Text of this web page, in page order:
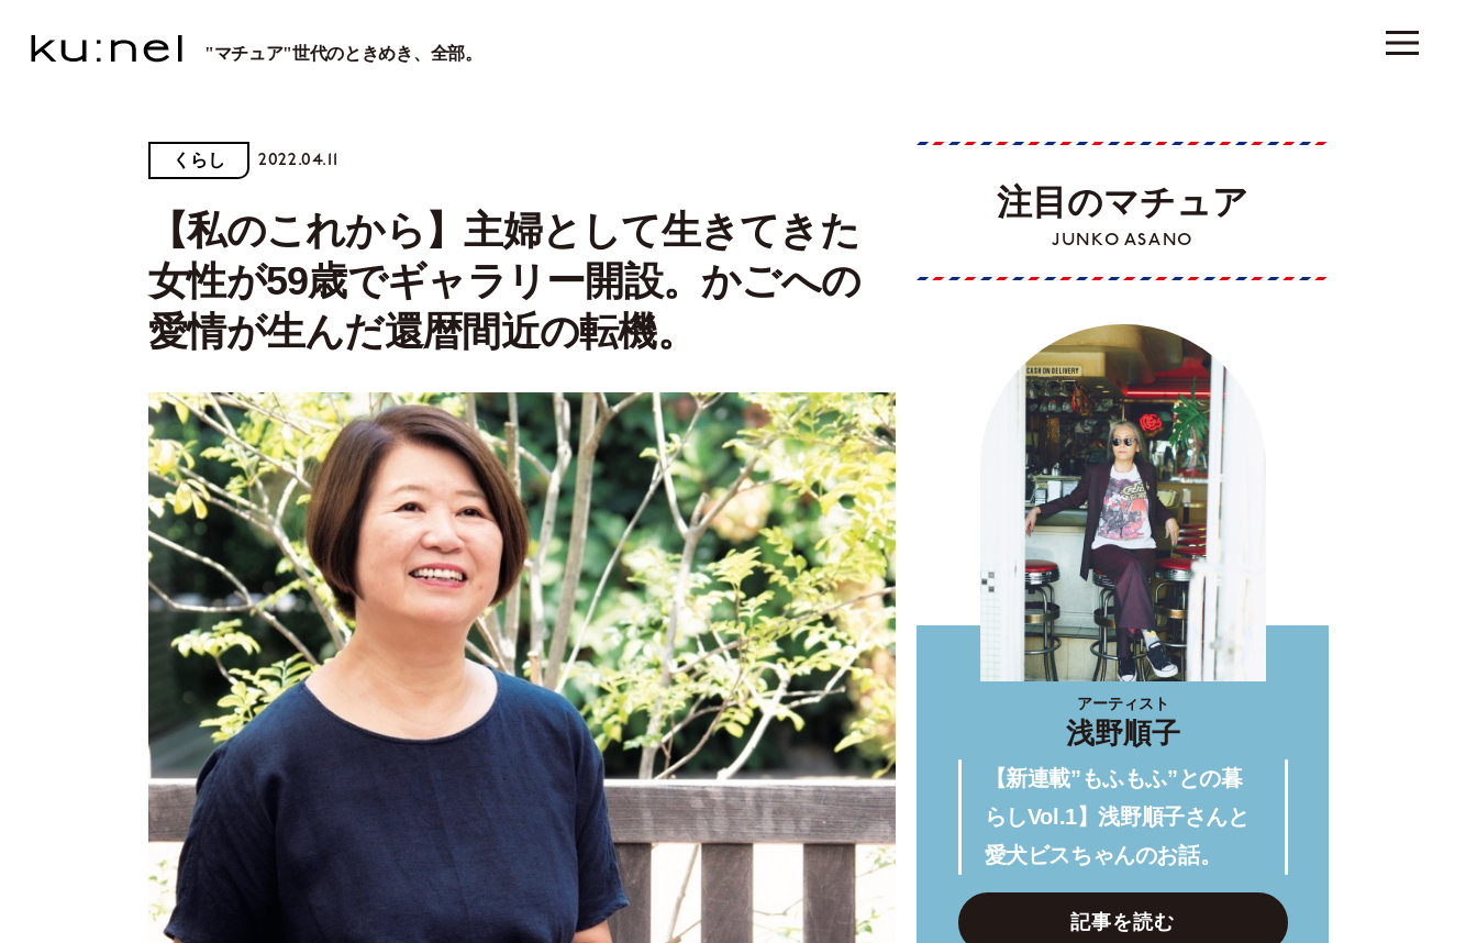
"マチュア"世代のときめき、全部。
くらし 2022.04.11
【私のこれから】主婦として生きてきた
女性が59歳でギャラリー開設。かごへの
愛情が生んだ還暦間近の転機。
注目のマチュア
JUNKO ASANO
アーティスト
浅野順子
【新連載”もふもふ”との暮
らしVol.1】浅野順子さんと
愛犬ビスちゃんのお話。
記事を読む